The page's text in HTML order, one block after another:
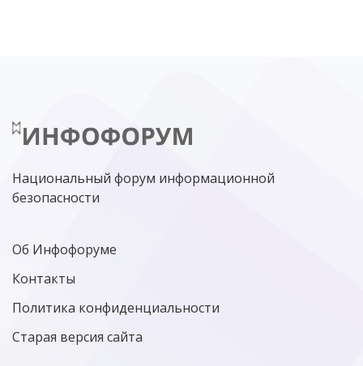
МИНЦИФРЫ РОССИИ NGFW
Национальный форум информационной
безопасности
Об Инфофоруме
Контакты
Политика конфиденциальности
Старая версия сайта